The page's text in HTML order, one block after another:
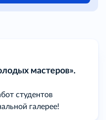
мастеров».
студентов
галерее!